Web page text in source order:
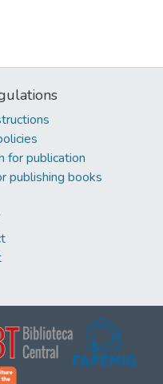
for publication
publishing books